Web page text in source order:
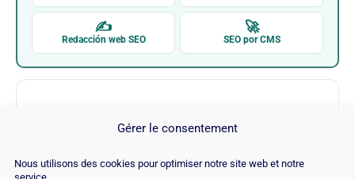
Gérer le consentement
Nous utilisons des cookies pour optimiser notre site web et notre
✍
Redacción web SEO
🚀
SEO por CMS